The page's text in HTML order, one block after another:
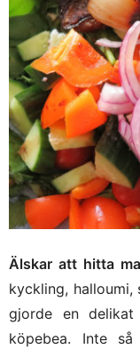
Älskar att hitta
kyckling,
gjorde en
köpebea. Inte